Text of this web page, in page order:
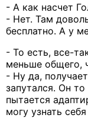
- А как насчет
- Нет. Там
бесплатно. А у
- То есть, все-
меньше общего,
- Ну да,
запутался. Он
пытается
могу узнать себя